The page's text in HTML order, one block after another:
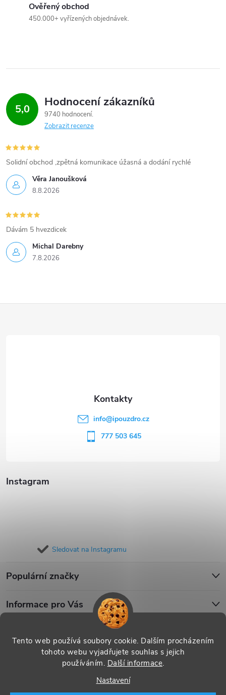
Tento web používá soubory cookie. Dalším procházením
tohoto webu vyjadřujete souhlas s jejich
používáním. Další informace.
Nastavení
ý
i
s
u
Ověřený obchod
450.000+ vyřízených objednávek.
5,0 Hodnocení zákazníků
9740 hodnocení
Zobrazit recenze
Věra Janoušková
8.8.2026
Solidní obchod ,zpětná komunikace úžasná a dodání rychlé
Michal Darebny
7.8.2026
Dávám 5 hvezdicek
Instagram
Sledovat na Instagramu
Populární značky
Informace pro Vás
info@ipouzdro.cz
777 503 645
Copyright 2026 . Všechna práva vyhrazena.
nastavení cookies